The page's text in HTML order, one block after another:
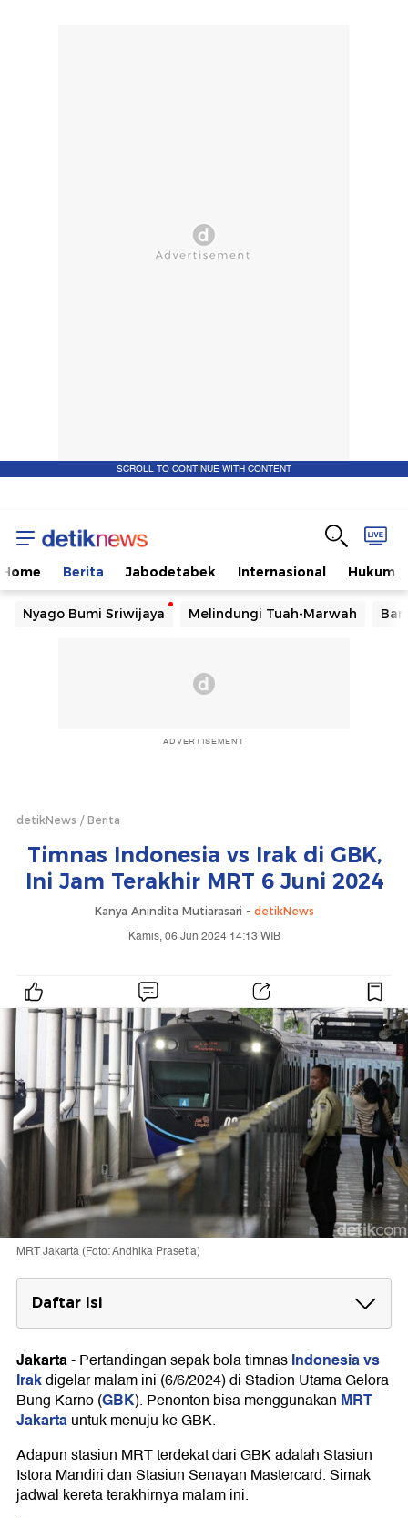
SCROLL TO CONTINUE WITH CONTENT
Home Berita Jabodetabek Internasional Hukum
Nyago Bumi Sriwijaya Melindungi Tuah-Marwah
ADVERTISEMENT
detikNews Berita
Timnas Indonesia vs Irak di GBK,
Ini Jam Terakhir MRT 6 Juni 2024
Kanya Anindita Mutiarasari - detikNews
Kamis, 06 Jun 2024 14:13 WIB
MRT Jakarta (Foto: Andhika Prasetia)
Daftar Isi
Jam Terakhir MRT Jakarta 6 Juni 2024
- Jadwal kereta terakhir menuju Stasiun Bundaran
HI
- Jadwal kereta terakhir menuju Stasiun Lebak
Bulus Grab
Cara ke GBK Naik MRT
Rute TransJakarta Tanggal 6 Juni 2024
1. Halte Gelora Bung Karno
Jakarta-Pertandingan sepak bola timnasIndonesia vs
Irakdigelar malam ini (6/6/2024) di Stadion Utama Gelora
Bung Karno (GBK). Penonton bisa menggunakan MRT
Jakartauntuk menuju ke GBK.
Adapun stasiun MRT terdekat dari GBK adalah Stasiun
Istora Mandiri dan Stasiun Senayan Mastercard. Simak
jadwal kereta terakhirnya malam ini.